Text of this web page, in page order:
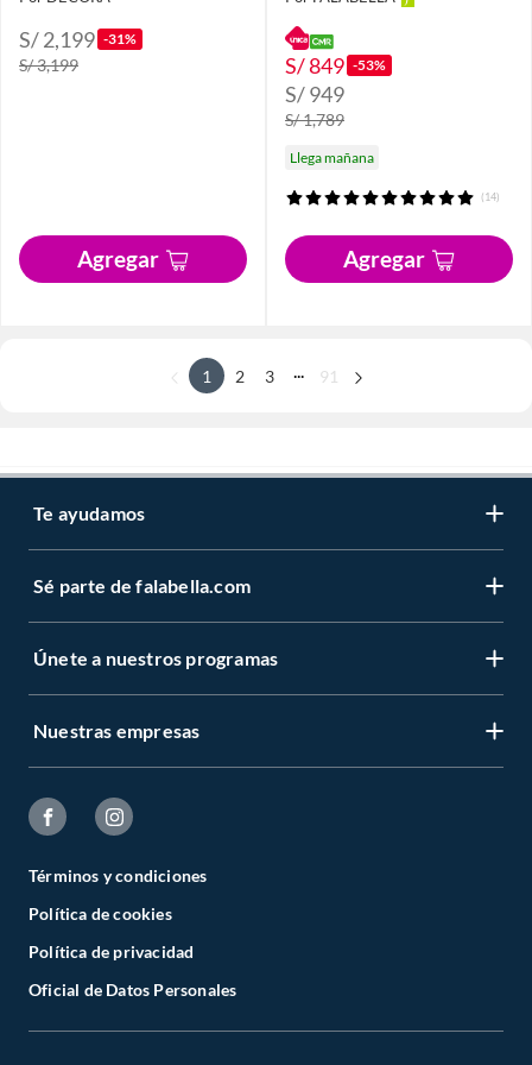
S/ 2,199 -31%
S/ 3,199
Agregar
S/ 849 -53%
S/ 949
S/ 1,789
Llega mañana
(14)
Agregar
1 2 3 ... 91
Te ayudamos
Sé parte de falabella.com
Únete a nuestros programas
Nuestras empresas
Términos y condiciones
Política de cookies
Política de privacidad
Oficial de Datos Personales